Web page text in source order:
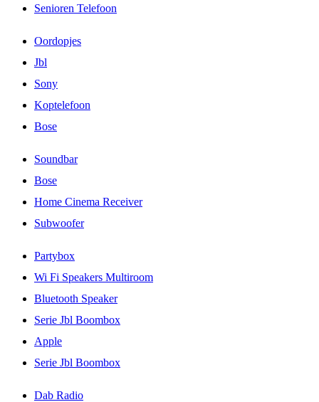
Senioren Telefoon
Oordopjes
Jbl
Sony
Koptelefoon
Bose
Soundbar
Bose
Home Cinema Receiver
Subwoofer
Partybox
Wi Fi Speakers Multiroom
Bluetooth Speaker
Serie Jbl Boombox
Apple
Serie Jbl Boombox
Dab Radio